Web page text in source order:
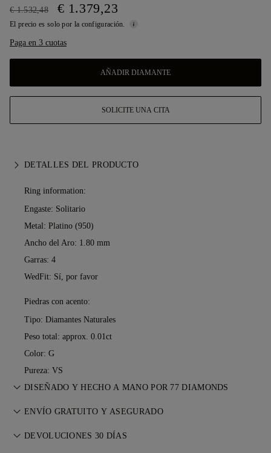
€ 1.532,48 € 1.379,23
El precio es solo por la configuración.
Paga en 3 cuotas
AÑADIR DIAMANTE
SOLICITE UNA CITA
DETALLES DEL PRODUCTO
Ring information:
Engaste: Solitario
Metal: Platino (950)
Ancho del Aro: 1.80 mm
Garras: 4
WedFit: Sí, por favor
Piedras con acento:
Tipo: Diamantes Naturales
Peso total: approx. 0.01ct
Color: G
Pureza: VS
DISEÑADO Y HECHO A MANO POR 77 DIAMONDS
Perfeccionando el arte joyero, pieza a pieza, de la mano de
ENVÍO GRATUITO Y ASEGURADO
Todos los gastos de envío son gratuitos, no importa dónde
DEVOLUCIONES 30 DÍAS